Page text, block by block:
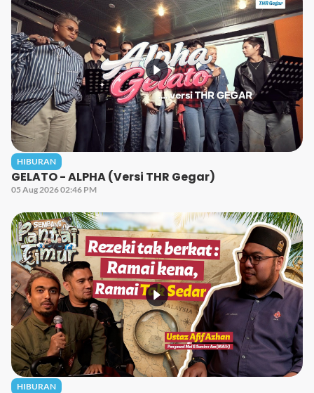
HIBURAN
GELATO - ALPHA (Versi THR Gegar)
05 Aug 2026 02:46 PM
HIBURAN